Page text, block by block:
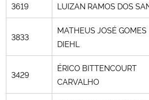
3619 LUIZAN RAMOS DOS
3833
MATHEUS JOSÉ GOMES
DIEHL
3429
ÉRICO BITTENCOURT
CARVALHO